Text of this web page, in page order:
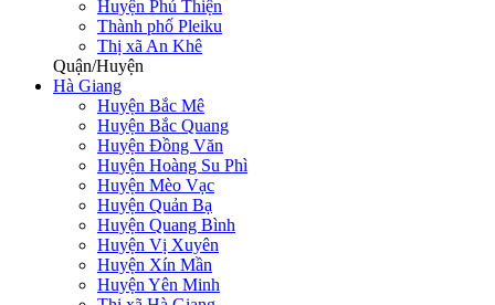
Huyện Phú Thiện
Thành phố Pleiku
Thị xã An Khê
Quận/Huyện
Hà Giang
Huyện Bắc Mê
Huyện Bắc Quang
Huyện Đồng Văn
Huyện Hoàng Su Phì
Huyện Mèo Vạc
Huyện Quản Bạ
Huyện Quang Bình
Huyện Vị Xuyên
Huyện Xín Mần
Huyện Yên Minh